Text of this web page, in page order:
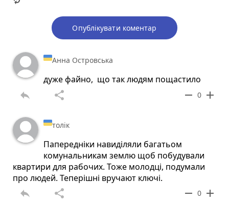
Опублікувати коментар
Анна Островська
дуже файно, що так людям пощастило
reply share remove 0 add
толік
Папередніки навиділяли багатьом
комунальникам землю щоб побудували
квартири для рабочих. Тоже молодці, подумали
про людей. Теперішні вручают ключі.
reply share remove 0 add